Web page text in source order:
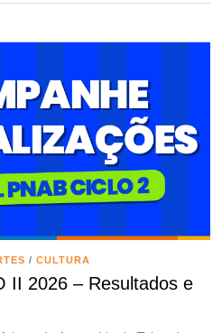
/ CULTURA
II 2026 – Resultados e